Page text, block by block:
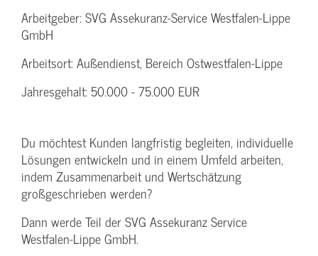
Arbeitgeber: SVG Assekuranz-Service Westfalen-Lippe
GmbH
Arbeitsort: Außendienst, Bereich Ostwestfalen-Lippe
Jahresgehalt: 50.000 - 75.000 EUR
Du möchtest Kunden langfristig begleiten, individuelle
Lösungen entwickeln und in einem Umfeld arbeiten,
indem Zusammenarbeit und Wertschätzung
großgeschrieben werden?
Dann werde Teil der SVG Assekuranz Service
Westfalen-Lippe GmbH.